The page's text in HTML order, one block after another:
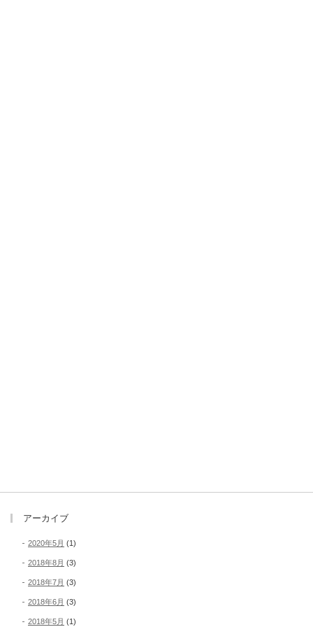
アーカイブ
2020年5月 (1)
2018年8月 (3)
2018年7月 (3)
2018年6月 (3)
2018年5月 (1)